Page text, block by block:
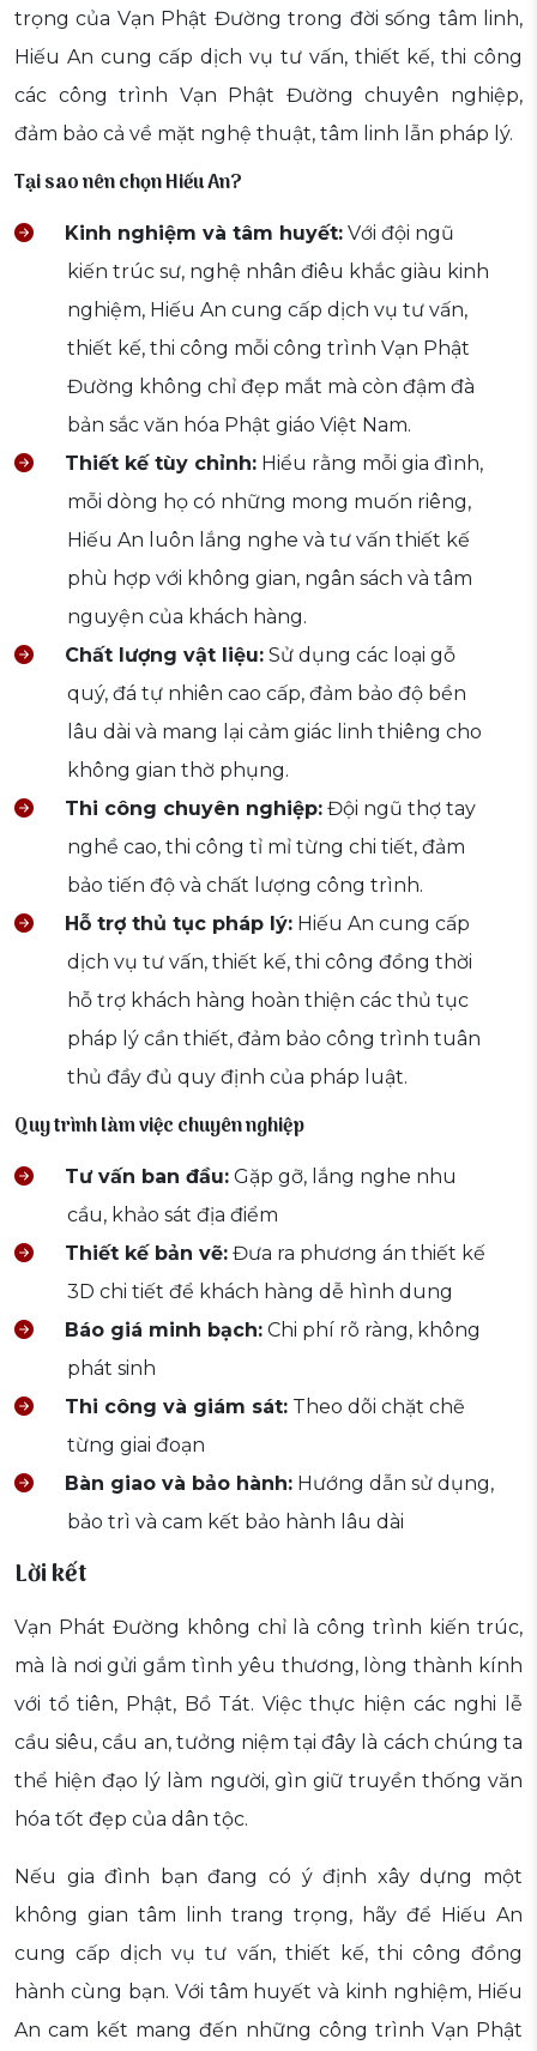
trọng của Vạn Phật Đường trong đời sống tâm linh,
Hiếu An cung cấp dịch vụ tư vấn, thiết kế, thi công
các công trình Vạn Phật Đường chuyên nghiệp,
đảm bảo cả về mặt nghệ thuật, tâm linh lẫn pháp lý.
Tại sao nên chọn Hiếu An?
Kinh nghiệm và tâm huyết: Với đội ngũ
kiến trúc sư, nghệ nhân điêu khắc giàu kinh
nghiệm, Hiếu An cung cấp dịch vụ tư vấn,
thiết kế, thi công mỗi công trình Vạn Phật
Đường không chỉ đẹp mắt mà còn đậm đà
bản sắc văn hóa Phật giáo Việt Nam.
Thiết kế tùy chỉnh: Hiểu rằng mỗi gia đình,
mỗi dòng họ có những mong muốn riêng,
Hiếu An luôn lắng nghe và tư vấn thiết kế
phù hợp với không gian, ngân sách và tâm
nguyện của khách hàng.
Chất lượng vật liệu: Sử dụng các loại gỗ
quý, đá tự nhiên cao cấp, đảm bảo độ bền
lâu dài và mang lại cảm giác linh thiêng cho
không gian thờ phụng.
Thi công chuyên nghiệp: Đội ngũ thợ tay
nghề cao, thi công tỉ mỉ từng chi tiết, đảm
bảo tiến độ và chất lượng công trình.
Hỗ trợ thủ tục pháp lý: Hiếu An cung cấp
dịch vụ tư vấn, thiết kế, thi công đồng thời
hỗ trợ khách hàng hoàn thiện các thủ tục
pháp lý cần thiết, đảm bảo công trình tuân
thủ đầy đủ quy định của pháp luật.
Quy trình làm việc chuyên nghiệp
Tư vấn ban đầu: Gặp gỡ, lắng nghe nhu
cầu, khảo sát địa điểm
Thiết kế bản vẽ: Đưa ra phương án thiết kế
3D chi tiết để khách hàng dễ hình dung
Báo giá minh bạch: Chi phí rõ ràng, không
phát sinh
Thi công và giám sát: Theo dõi chặt chẽ
từng giai đoạn
Bàn giao và bảo hành: Hướng dẫn sử dụng,
bảo trì và cam kết bảo hành lâu dài
Lời kết
Vạn Phát Đường không chỉ là công trình kiến trúc,
mà là nơi gửi gắm tình yêu thương, lòng thành kính
với tổ tiên, Phật, Bồ Tát. Việc thực hiện các nghi lễ
cầu siêu, cầu an, tưởng niệm tại đây là cách chúng ta
thể hiện đạo lý làm người, gìn giữ truyền thống văn
hóa tốt đẹp của dân tộc.
Nếu gia đình bạn đang có ý định xây dựng một
không gian tâm linh trang trọng, hãy để Hiếu An
cung cấp dịch vụ tư vấn, thiết kế, thi công đồng
hành cùng bạn. Với tâm huyết và kinh nghiệm, Hiếu
An cam kết mang đến những công trình Vạn Phật